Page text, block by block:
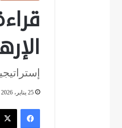
25 يناير، 2026
فيسبوك